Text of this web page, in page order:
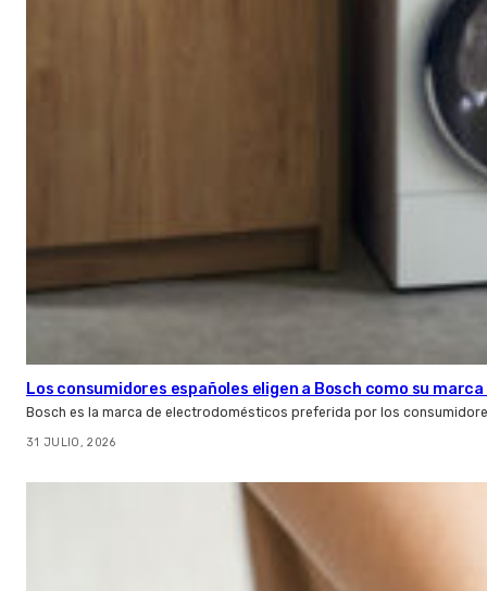
Los consumidores españoles eligen a Bosch como su
Bosch es la marca de electrodomésticos preferida por los
31 JULIO, 2026